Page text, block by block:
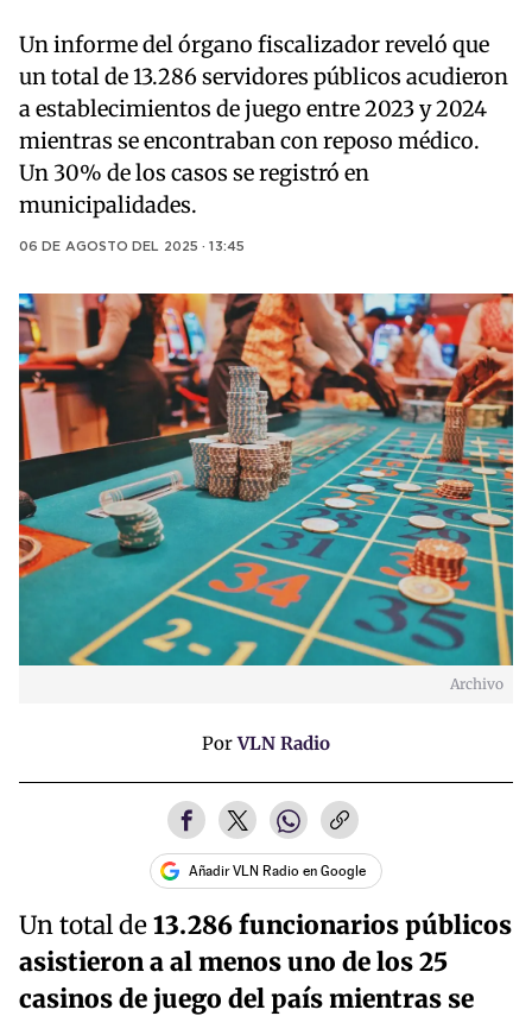
Un informe del órgano fiscalizador reveló que
un total de 13.286 servidores públicos acudieron
a establecimientos de juego entre 2023 y 2024
mientras se encontraban con reposo médico.
Un 30% de los casos se registró en
municipalidades.
06 DE AGOSTO DEL 2025 · 13:45
Archivo
PorVLN Radio
Añadir VLN Radio en Google
Un total de13.286 funcionarios públicos
asistieron a al menos uno de los 25
casinos de juego del país mientras se